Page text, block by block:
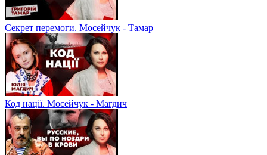
Секрет перемоги. Мосейчук - Тамар
Код нації. Мосейчук - Магдич